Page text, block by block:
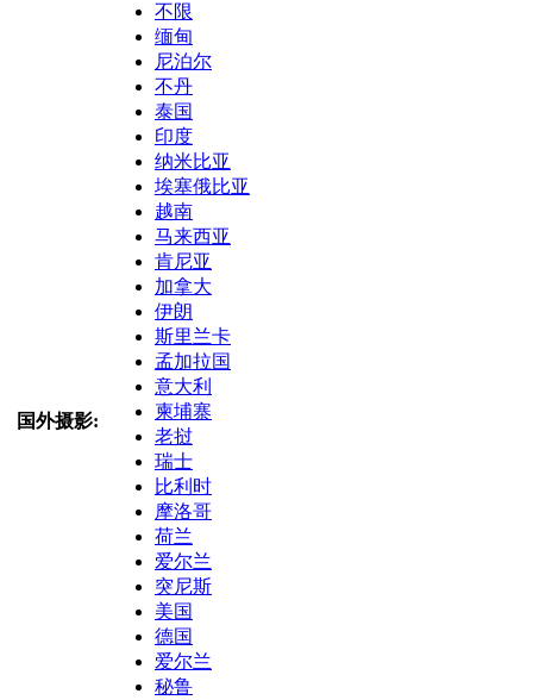
国外摄影:
不限
缅甸
尼泊尔
不丹
泰国
印度
纳米比亚
埃塞俄比亚
越南
马来西亚
肯尼亚
加拿大
伊朗
斯里兰卡
孟加拉国
意大利
柬埔寨
老挝
瑞士
比利时
摩洛哥
荷兰
爱尔兰
突尼斯
美国
德国
爱尔兰
秘鲁